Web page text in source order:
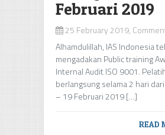
Februari 2019
25 February 2019,
Alhamdulillah, IAS Indonesia
mengadakan Public training
Internal Audit ISO 9001.
berlangsung selama 2 hari
– 19 Februari 2019 […]
READ